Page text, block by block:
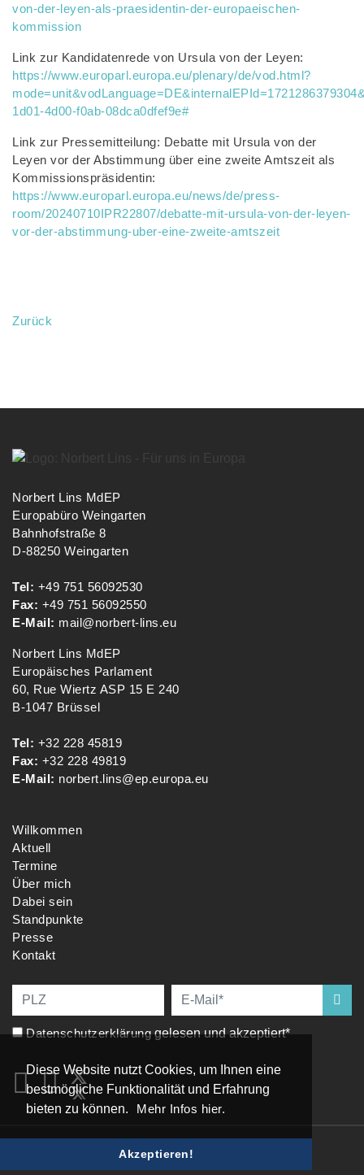
Diese Website nutzt Cookies, um Ihnen eine
bestmögliche Funktionalität und Erfahrung
bieten zu können.
Mehr Infos hier.
Akzeptieren!
von-der-leyen-als-praesidentin-der-europaeischen-
kommission
Link zur Kandidatenrede von Ursula von der Leyen:
https://www.europarl.europa.eu/plenary/de/vod.html?
1d01-4d00-f0ab-08dca0dfef9e#
Link zur Pressemitteilung: Debatte mit Ursula von der
Leyen vor der Abstimmung über eine zweite Amtszeit als
Kommissionspräsidentin:
https://www.europarl.europa.eu/news/de/press-
room/20240710IPR22807/debatte-mit-ursula-von-der-leyen-
vor-der-abstimmung-uber-eine-zweite-amtszeit
Zurück
Norbert Lins MdEP
Europabüro Weingarten
Bahnhofstraße 8
D-88250 Weingarten
Tel: +49 751 56092530
Fax: +49 751 56092550
E-Mail: mail@norbert-lins.eu
Norbert Lins MdEP
Europäisches Parlament
60, Rue Wiertz ASP 15 E 240
B-1047 Brüssel
Tel: +32 228 45819
Fax: +32 228 49819
E-Mail: norbert.lins@ep.europa.eu
Willkommen
Aktuell
Termine
Über mich
Dabei sein
Standpunkte
Presse
Kontakt
Datenschutzerklärunggelesen und akzeptiert*
Datenschutz